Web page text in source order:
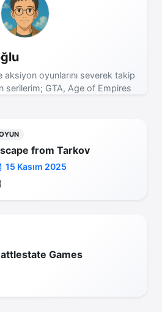
aksiyon oyunlarını severek takip
serilerim; GTA, Age of Empires
from Tarkov
15 Kasım 2025
Games